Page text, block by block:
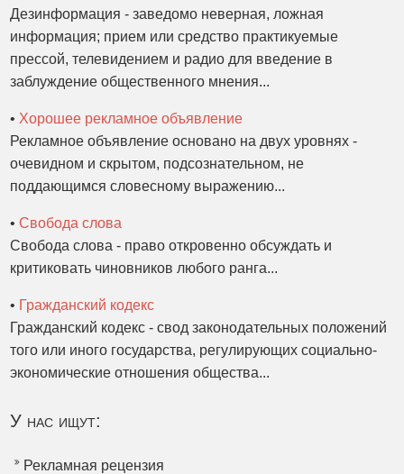
Дезинформация - заведомо неверная, ложная
информация; прием или средство практикуемые
прессой, телевидением и радио для введение в
заблуждение общественного мнения...
• Хорошее рекламное объявление
Рекламное объявление основано на двух уровнях -
очевидном и скрытом, подсознательном, не
поддающимся словесному выражению...
•Свобода слова
Свобода слова - право откровенно обсуждать и
критиковать чиновников любого ранга...
• Гражданский кодекс
Гражданский кодекс - свод законодательных положений
того или иного государства, регулирующих социально-
экономические отношения общества...
У нас ищут:
Рекламная рецензия